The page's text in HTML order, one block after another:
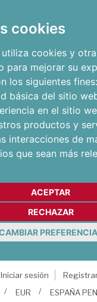
cookies
cookies y
para mejorar su
los siguientes fines:
básica del sitio
en el sitio
productos y
interacciones de
que sean más
ACEPTAR
RECHAZAR
Iniciar sesión
EUR ESPAÑA